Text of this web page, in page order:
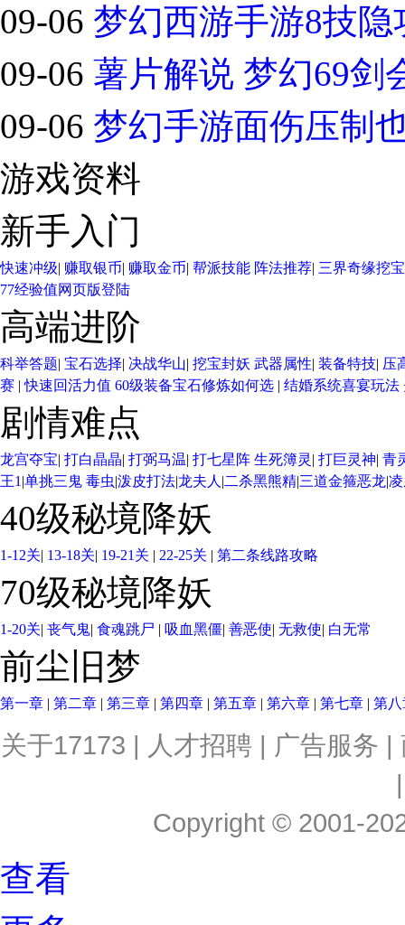
09-06 梦幻西游手游8技隐
09-06 薯片解说 梦幻69剑
09-06 梦幻手游面伤压制
游戏资料
新手入门
快速冲级| 赚取银币| 赚取金币| 帮派技能 阵法推荐| 三界奇缘挖
77经验值网页版登陆
高端进阶
科举答题| 宝石选择| 决战华山| 挖宝封妖 武器属性| 装备特技| 压
赛 | 快速回活力值 60级装备宝石修炼如何选 | 结婚系统喜宴玩法
剧情难点
龙宫夺宝| 打白晶晶| 打弼马温| 打七星阵 生死簿灵 | 打巨灵神| 青
王1 |单挑三鬼 毒虫|泼皮打法|龙夫人 |二杀黑熊精|三道金箍恶龙|
40级秘境降妖
1-12关| 13-18关| 19-21关 | 22-25关 | 第二条线路攻略
70级秘境降妖
1-20关| 丧气鬼| 食魂跳尸 | 吸血黑僵| 善恶使| 无救使| 白无常
前尘旧梦
第一章 | 第二章 | 第三章 | 第四章 | 第五章 | 第六章 | 第七章 | 第
关于17173 | 人才招聘 | 广告服务 |
Copyright © 2001-
查看